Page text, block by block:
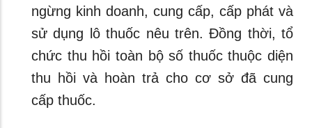
ngừng kinh doanh, cung cấp, cấp phát và
sử dụng lô thuốc nêu trên. Đồng thời, tổ
chức thu hồi toàn bộ số thuốc thuộc diện
thu hồi và hoàn trả cho cơ sở đã cung
cấp thuốc.